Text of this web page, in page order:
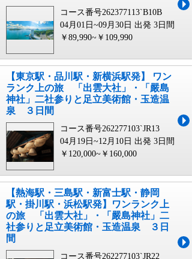
コース番号262377113`B10B
04月01日~09月30日 出発 3日間
￥89,990~￥109,990
【東京駅・品川駅・新横浜駅発】 ワン
ランク上の旅 「出雲大社」・「嚴島
神社」二社参りと足立美術館・玉造温
泉 ３日間
コース番号262277103`JR13
04月19日~12月10日 出発 3日間
￥120,000~￥160,000
【熱海駅・三島駅・新富士駅・静岡
駅・掛川駅・浜松駅発】ワンランク上
の旅 「出雲大社」・「嚴島神社」二
社参りと足立美術館・玉造温泉 ３日
間
コース番号262277103`JR22